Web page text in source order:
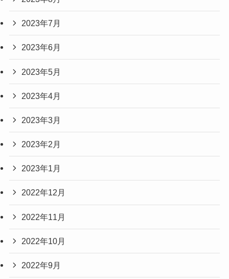
2023年7月
2023年6月
2023年5月
2023年4月
2023年3月
2023年2月
2023年1月
2022年12月
2022年11月
2022年10月
2022年9月